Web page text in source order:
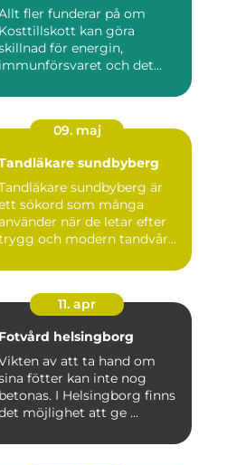
fler funderar på om
Kosttillskott kan göra
för energin,
immunförsvaret och det
09. maj
sundbyberg
sundbyberg är
sökord som många
när de letar efter
och modern tandvård
11. apr
Fotvård helsingborg
av att ta hand om
fötter kan inte nog
betonas. I Helsingborg finns
möjlighet att ge ...